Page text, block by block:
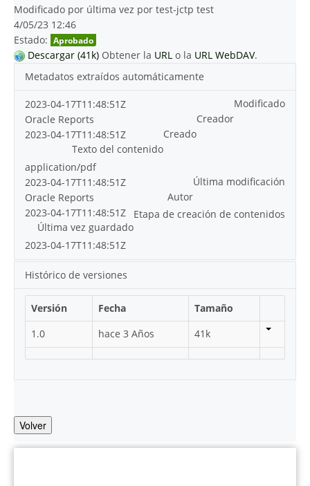
Modificado por última vez por test-jctp test
4/05/23 12:46
Estado: Aprobado
Descargar (41k) Obtener la URL o la URL WebDAV.
Metadatos extraídos automáticamente
Modificado
2023-04-17T11:48:51Z
Creador
Oracle Reports
Creado
2023-04-17T11:48:51Z
Texto del contenido
application/pdf
Última modificación
2023-04-17T11:48:51Z
Autor
Oracle Reports
Etapa de creación de contenidos
2023-04-17T11:48:51Z
Última vez guardado
2023-04-17T11:48:51Z
Histórico de versiones
Versión Fecha
Tamaño
1.0
hace 3 Años 41k
Volver